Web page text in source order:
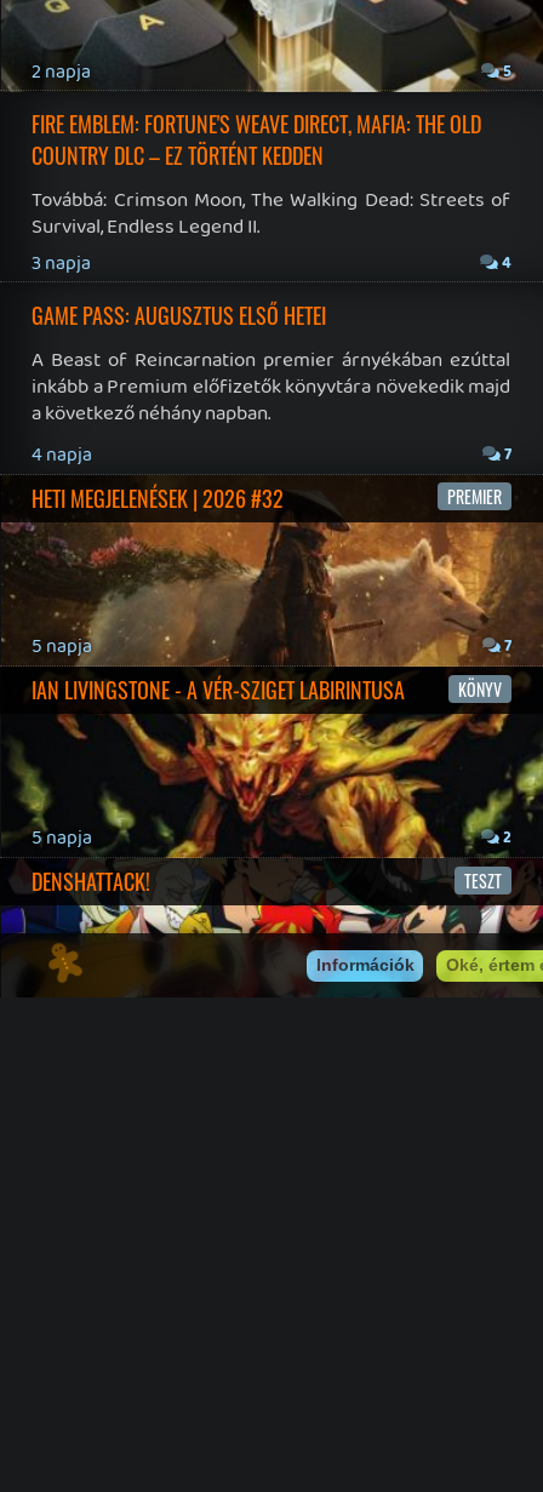
Impresszum Hirdetési ajánlatunk
Felhasználási feltételek | Adatvédelmi elveink
Sütik
Hírek | Cikkek | Podcastok | Blogok |
Gaming Fórum
Offtopic Fórum
Instagram
| Youtube | Facebook |
Twitter | Patreon